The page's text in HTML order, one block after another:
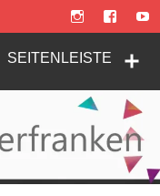
SEITENLEISTE